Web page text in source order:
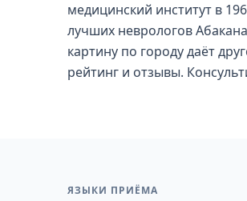
медицинский институт в
лучших неврологов
картину по городу даёт
рейтинг и отзывы.
ЯЗЫКИ ПРИЁМА